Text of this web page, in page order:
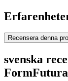
Recensera denna
svenska